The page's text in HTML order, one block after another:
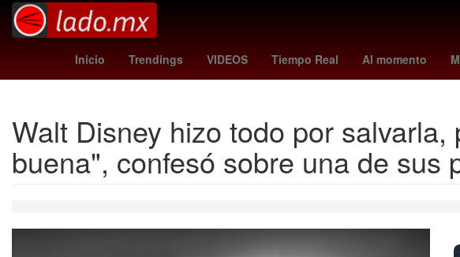
Inicio Trendings VIDEOS Tiempo Real Al momento
real madrid vs leganes karina torres así aprenderás Rosario
Walt Disney hizo todo por
buena", confesó sobre una de sus